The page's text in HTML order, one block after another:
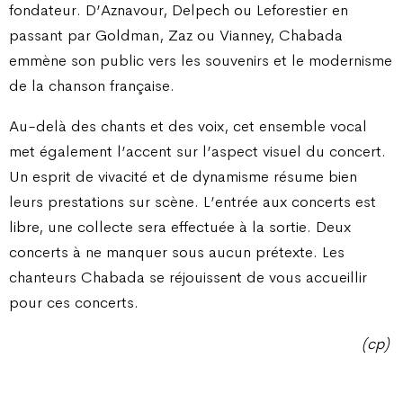
fondateur. D’Aznavour, Delpech ou Leforestier en
passant par Goldman, Zaz ou Vianney, Chabada
emmène son public vers les souvenirs et le modernisme
de la chanson française.
Au-delà des chants et des voix, cet ensemble vocal
met également l’accent sur l’aspect visuel du concert.
Un esprit de vivacité et de dynamisme résume bien
leurs prestations sur scène. L’entrée aux concerts est
libre, une collecte sera effectuée à la sortie. Deux
concerts à ne manquer sous aucun prétexte. Les
chanteurs Chabada se réjouissent de vous accueillir
pour ces concerts.
(cp)